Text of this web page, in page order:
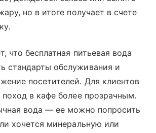
но в итоге получает в счете
что бесплатная питьевая вода
стандарты обслуживания и
посетителей. Для клиентов
в кафе более прозрачным.
вода — ее можно попросить
хочется минеральную или